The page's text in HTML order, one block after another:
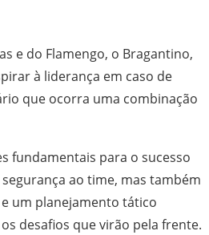
e do Flamengo, o Bragantino,
à liderança em caso de
que ocorra uma combinação
fundamentais para o sucesso
ao time, mas também
um planejamento tático
desafios que virão pela frente.